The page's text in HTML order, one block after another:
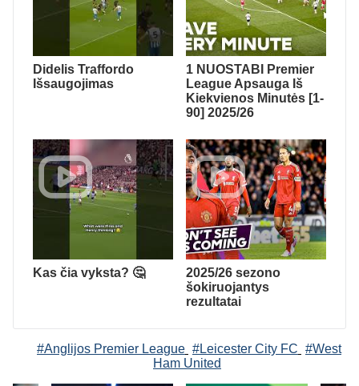
Didelis Traffordo
Išsaugojimas
1 NUOSTABI Premier
League Apsauga Iš
Kiekvienos Minutės [1-
90] 2025/26
Kas čia vyksta? 🤔
2025/26 sezono
šokiruojantys
rezultatai
#Anglijos Premier League #Leicester City FC #West
Ham United